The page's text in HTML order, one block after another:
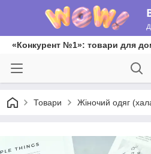
«Конкурент №1»: товари для
Товари Жіночий одяг